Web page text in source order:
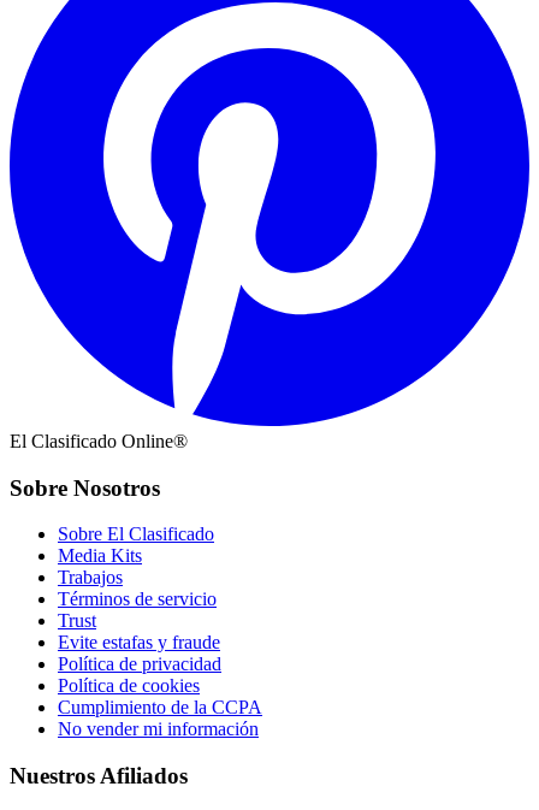
El Clasificado Online®
Sobre Nosotros
Sobre El Clasificado
Media Kits
Trabajos
Términos de servicio
Trust
Evite estafas y fraude
Política de privacidad
Política de cookies
Cumplimiento de la CCPA
No vender mi información
Nuestros Afiliados